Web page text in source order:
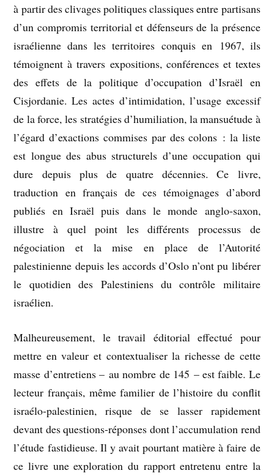
à partir des clivages politiques classiques entre partisans
d’un compromis territorial et défenseurs de la présence
israélienne dans les territoires conquis en 1967, ils
témoignent à travers expositions, conférences et textes
des effets de la politique d’occupation d’Israël en
Cisjordanie. Les actes d’intimidation, l’usage excessif
de la force, les stratégies d’humiliation, la mansuétude à
l’égard d’exactions commises par des colons : la liste
est longue des abus structurels d’une occupation qui
dure depuis plus de quatre décennies. Ce livre,
traduction en français de ces témoignages d’abord
publiés en Israël puis dans le monde anglo-saxon,
illustre à quel point les différents processus de
négociation et la mise en place de l’Autorité
palestinienne depuis les accords d’Oslo n’ont pu libérer
le quotidien des Palestiniens du contrôle militaire
israélien.
Malheureusement, le travail éditorial effectué pour
mettre en valeur et contextualiser la richesse de cette
masse d’entretiens – au nombre de 145 – est faible. Le
lecteur français, même familier de l’histoire du conflit
israélo-palestinien, risque de se lasser rapidement
devant des questions-réponses dont l’accumulation rend
l’étude fastidieuse. Il y avait pourtant matière à faire de
ce livre une exploration du rapport entretenu entre la